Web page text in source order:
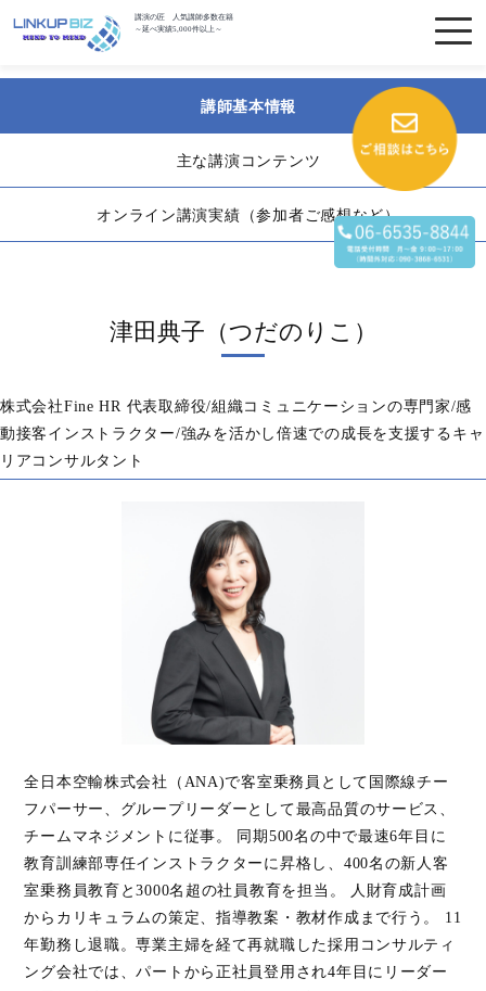
講演の匠 人気講師多数在籍
～延べ実績5,000件以上～
講師基本情報
主な講演コンテンツ
オンライン講演実績（参加者ご感想など）
津田典子（つだのりこ）
株式会社Fine HR 代表取締役/組織コミュニケーションの専門家/感
動接客インストラクター/強みを活かし倍速での成長を支援するキャ
リアコンサルタント
全日本空輸株式会社（ANA)で客室乗務員として国際線チー
フパーサー、グループリーダーとして最高品質のサービス、
チームマネジメントに従事。 同期500名の中で最速6年目に
教育訓練部専任インストラクターに昇格し、400名の新人客
室乗務員教育と3000名超の社員教育を担当。 人財育成計画
からカリキュラムの策定、指導教案・教材作成まで行う。 11
年勤務し退職。専業主婦を経て再就職した採用コンサルティ
ング会社では、パートから正社員登用され4年目にリーダー